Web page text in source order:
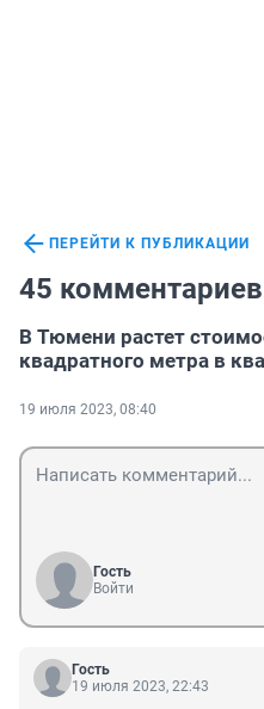
ПЕРЕЙТИ К ПУБЛИКАЦИИ
45
В Тюмени растет
квадратного метра в
19 июля 2023, 08:40
Гость
Войти
Гость
19 июля 2023, 22:43